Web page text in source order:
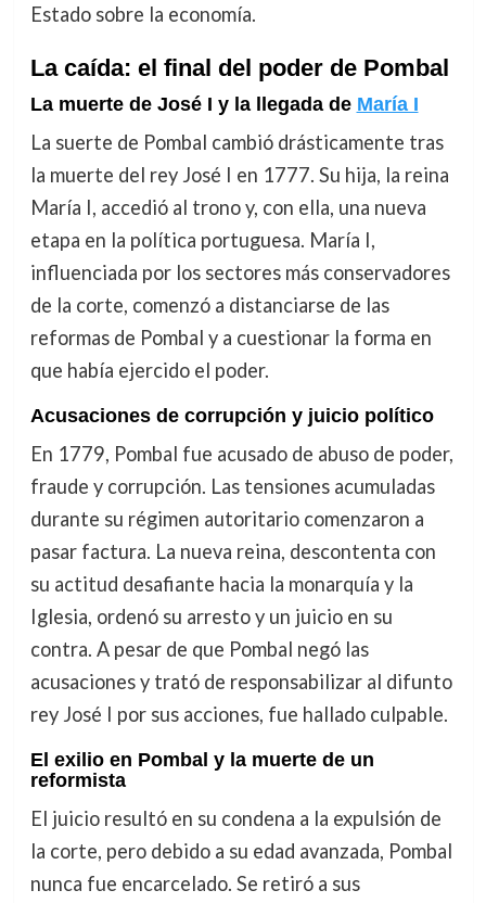
Estado sobre la economía.
La caída: el final del poder de Pombal
La muerte de José I y la llegada de María I
La suerte de Pombal cambió drásticamente tras
la muerte del rey José I en 1777. Su hija, la reina
María I, accedió al trono y, con ella, una nueva
etapa en la política portuguesa. María I,
influenciada por los sectores más conservadores
de la corte, comenzó a distanciarse de las
reformas de Pombal y a cuestionar la forma en
que había ejercido el poder.
Acusaciones de corrupción y juicio político
En 1779, Pombal fue acusado de abuso de poder,
fraude y corrupción. Las tensiones acumuladas
durante su régimen autoritario comenzaron a
pasar factura. La nueva reina, descontenta con
su actitud desafiante hacia la monarquía y la
Iglesia, ordenó su arresto y un juicio en su
contra. A pesar de que Pombal negó las
acusaciones y trató de responsabilizar al difunto
rey José I por sus acciones, fue hallado culpable.
El exilio en Pombal y la muerte de un
reformista
El juicio resultó en su condena a la expulsión de
la corte, pero debido a su edad avanzada, Pombal
nunca fue encarcelado. Se retiró a sus